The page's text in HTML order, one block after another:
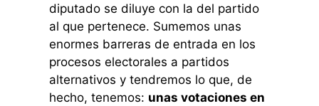
diputado se diluye con la del partido
al que pertenece. Sumemos unas
enormes barreras de entrada en los
procesos electorales a partidos
alternativos y tendremos lo que, de
hecho, tenemos: unas votaciones en